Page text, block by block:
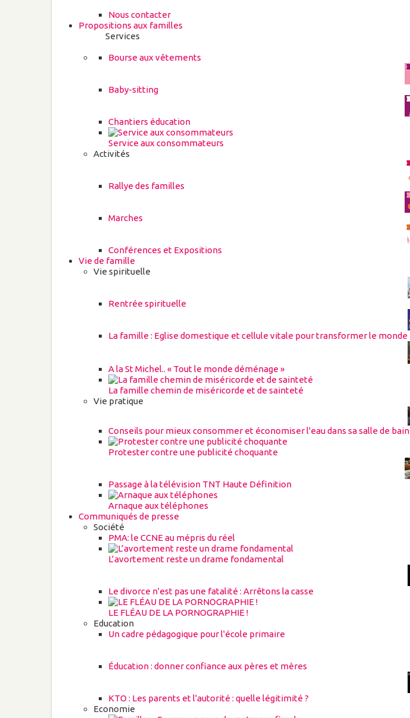
Nous contacter
Propositions aux familles
Services
Bourse aux vêtements
Baby-sitting
Chantiers éducation
Service aux consommateurs
Activités
Rallye des familles
Marches
Conférences et Expositions
Vie de famille
Vie spirituelle
Rentrée spirituelle
La famille : Eglise domestique et cellule vitale pour transformer le monde
A la St Michel.. « Tout le monde déménage »
La famille chemin de miséricorde et de sainteté
Vie pratique
Conseils pour mieux consommer et économiser l'eau dans sa salle de bain
Protester contre une publicité choquante
Passage à la télévision TNT Haute Définition
Arnaque aux téléphones
Communiqués de presse
Société
PMA: le CCNE au mépris du réel
L’avortement reste un drame fondamental
Le divorce n'est pas une fatalité : Arrêtons la casse
LE FLÉAU DE LA PORNOGRAPHIE !
Education
Un cadre pédagogique pour l'école primaire
Éducation : donner confiance aux pères et mères
KTO : Les parents et l'autorité : quelle légitimité ?
Economie